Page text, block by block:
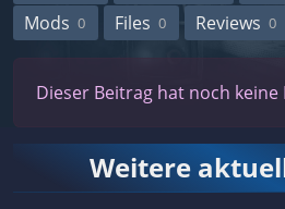
Mods 0 Files 0 Reviews 0
Dieser Beitrag hat noch keine
Weitere